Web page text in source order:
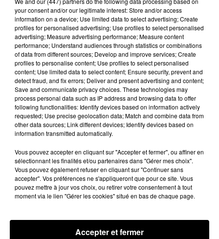
Hip-Hop News
6 août 2026
Franglish et Keblack dévoilent une
session live surprise
5 août 2026
Après le film, bientôt une docu-série sur
le père de Michael Jackson
your consent and/or our legitimate interest: Store and/or access
information on a device; Use limited data to select advertising; Create
profiles for personalised advertising; Use profiles to select personalised
advertising; Measure advertising performance; Measure content
performance; Understand audiences through statistics or combinations
of data from different sources; Develop and improve services; Create
profiles to personalise content; Use profiles to select personalised
content; Use limited data to select content; Ensure security, prevent and
detect fraud, and fix errors; Deliver and present advertising and content;
Save and communicate privacy choices. These technologies may
process personal data such as IP address and browsing data to offer
following functionalities: Identify devices based on information actively
requested; Use precise geolocation data; Match and combine data from
other data sources; Link different devices; Identify devices based on
information transmitted automatically.
Vous pouvez accepter en cliquant sur "Accepter et fermer", ou affiner en
sélectionnant les finalités et/ou partenaires dans "Gérer mes choix".
Vous pouvez également refuser en cliquant sur "Continuer sans
accepter". Vos préférences ne s'appliqueront que pour ce site. Vous
pouvez mettre à jour vos choix, ou retirer votre consentement à tout
moment via le lien "Gérer les cookies" situé en bas de chaque page.
Accepter et fermer